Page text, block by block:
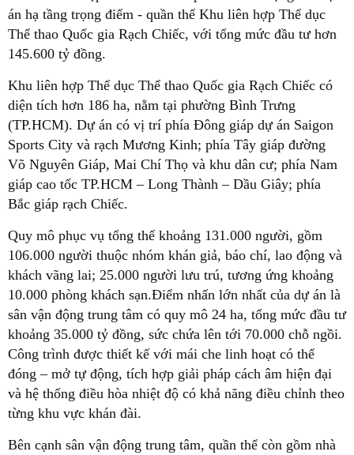
án hạ tầng trọng điểm - quần thể Khu liên hợp Thể dục
Thể thao Quốc gia Rạch Chiếc, với tổng mức đầu tư hơn
145.600 tỷ đồng.
Khu liên hợp Thể dục Thể thao Quốc gia Rạch Chiếc có
diện tích hơn 186 ha, nằm tại phường Bình Trưng
(TP.HCM). Dự án có vị trí phía Đông giáp dự án Saigon
Sports City và rạch Mương Kinh; phía Tây giáp đường
Võ Nguyên Giáp, Mai Chí Thọ và khu dân cư; phía Nam
giáp cao tốc TP.HCM – Long Thành – Dầu Giây; phía
Bắc giáp rạch Chiếc.
Quy mô phục vụ tổng thể khoảng 131.000 người, gồm
106.000 người thuộc nhóm khán giả, báo chí, lao động và
khách vãng lai; 25.000 người lưu trú, tương ứng khoảng
10.000 phòng khách sạn.Điểm nhấn lớn nhất của dự án là
sân vận động trung tâm có quy mô 24 ha, tổng mức đầu tư
khoảng 35.000 tỷ đồng, sức chứa lên tới 70.000 chỗ ngồi.
Công trình được thiết kế với mái che linh hoạt có thể
đóng – mở tự động, tích hợp giải pháp cách âm hiện đại
và hệ thống điều hòa nhiệt độ có khả năng điều chỉnh theo
từng khu vực khán đài.
Bên cạnh sân vận động trung tâm, quần thể còn gồm nhà